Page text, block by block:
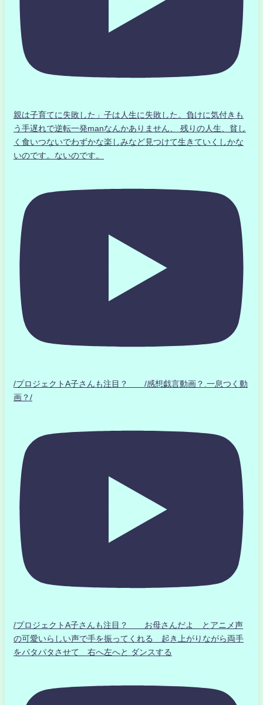
親は子育てに失敗した」子は人生に失敗した。負けに気付きも
う手遅れで逆転一発manなんかありません、 残りの人生、貧し
く食いつないでわずかな楽しみなど見つけて生きていくしかな
いのです。ないのです。
/プロジェクトA子さんも注目？ /感想戯言動画？.一息つく動
画？/
/プロジェクトA子さんも注目？ お母さんだよ とアニメ声
の可愛いらしい声で手を振ってくれる 起き上がりながら両手
をパタパタさせて 右へ左へと ダンスする